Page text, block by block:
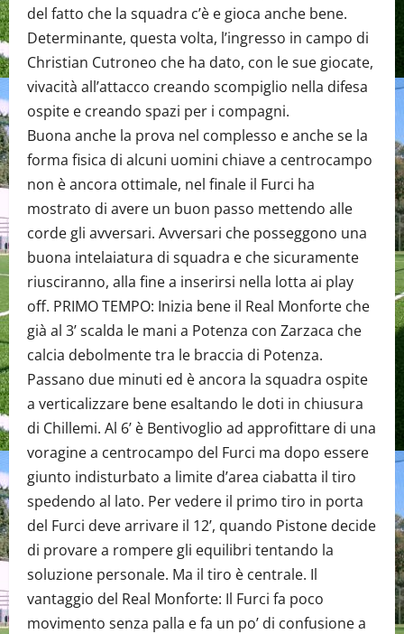
del fatto che la squadra c’è e gioca anche bene.
Determinante, questa volta, l’ingresso in campo di
Christian Cutroneo che ha dato, con le sue giocate,
vivacità all’attacco creando scompiglio nella difesa
ospite e creando spazi per i compagni.
Buona anche la prova nel complesso e anche se la
forma fisica di alcuni uomini chiave a centrocampo
non è ancora ottimale, nel finale il Furci ha
mostrato di avere un buon passo mettendo alle
corde gli avversari. Avversari che posseggono una
buona intelaiatura di squadra e che sicuramente
riusciranno, alla fine a inserirsi nella lotta ai play
off. PRIMO TEMPO: Inizia bene il Real Monforte che
già al 3’ scalda le mani a Potenza con Zarzaca che
calcia debolmente tra le braccia di Potenza.
Passano due minuti ed è ancora la squadra ospite
a verticalizzare bene esaltando le doti in chiusura
di Chillemi. Al 6’ è Bentivoglio ad approfittare di una
voragine a centrocampo del Furci ma dopo essere
giunto indisturbato a limite d’area ciabatta il tiro
spedendo al lato. Per vedere il primo tiro in porta
del Furci deve arrivare il 12’, quando Pistone decide
di provare a rompere gli equilibri tentando la
soluzione personale. Ma il tiro è centrale. Il
vantaggio del Real Monforte: Il Furci fa poco
movimento senza palla e fa un po’ di confusione a